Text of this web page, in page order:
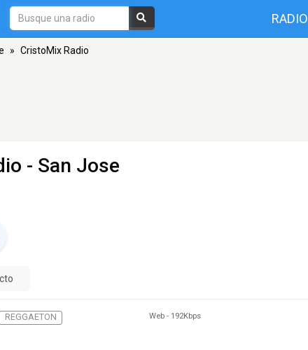
RADIO
» CristoMix Radio
- San Jose
REGGAETON Web - 192Kbps